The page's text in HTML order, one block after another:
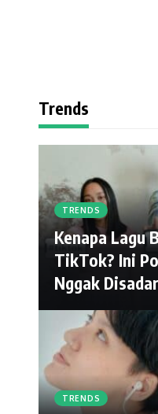
Trends
TRENDS
Kenapa Lagu
TikTok? Ini
Nggak
TRENDS